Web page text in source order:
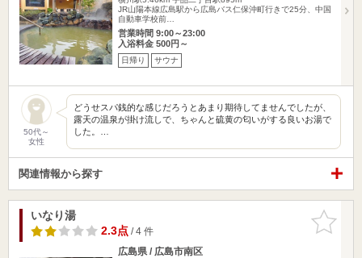
JR山陽本線広島駅から広島バス仁保沖町行きで25分、中国
自動車学校前…
営業時間 9:00～23:00
入浴料金 500円～
日帰り サウナ
50代～
女性
どうせスパ銭的な感じだろうとあまり期待してませんでしたが、
露天の温泉が掛け流しで、ちゃんと硫黄の匂いがする良いお湯で
した。…
関連情報から探す
お気に入
りに追加
いなり湯
2.3点/ 4 件
広島県 / 広島市南区